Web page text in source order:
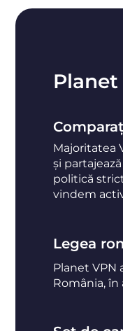
Majoritatea
și
politică
vindem
Legea
Planet VPN
România, în